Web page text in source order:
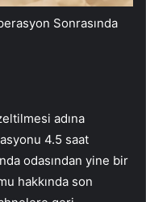
Sonrasında
adına
4.5 saat
odasından yine bir
hakkında son